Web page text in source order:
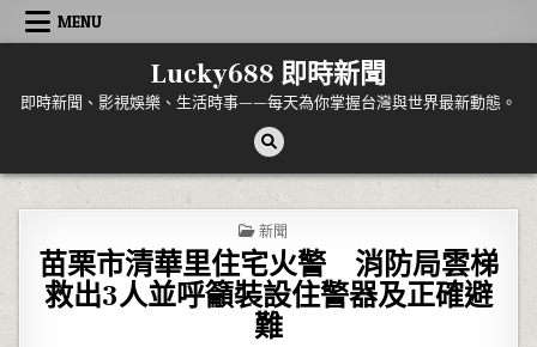
Skip to content
MENU
Lucky688 即時新聞
即時新聞、影視娛樂、生活時事——每天為你掌握台灣與世界最新動態。
POSTED IN
新聞
苗栗市清華里住宅火警 消防局雲梯
救出3人並呼籲裝設住警器及正確避
難